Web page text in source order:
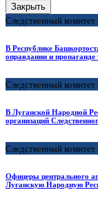
Закрыть
Следственный
В Республике
оправдании и пропаганде
Следственный
В Луганской Народной
организаций
Следственный
Офицеры центрального
Луганскую Народную